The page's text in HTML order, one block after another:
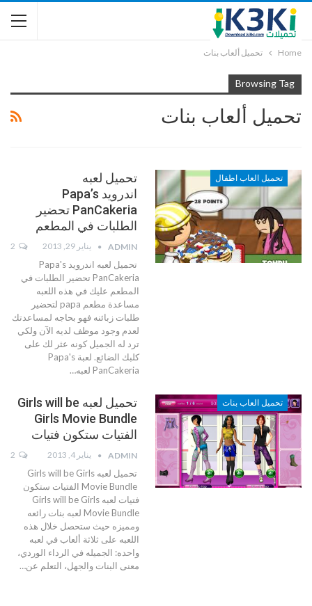
Home تحميل ألعاب بنات
Browsing Tag
تحميل ألعاب بنات
تحميل العاب اطفال
تحميل لعبه
اندرويد Papa’s
PanCakeria تحضير
الطلبات في المطعم
ADMIN يناير 29, 2013
تحميل لعبه اندرويد Papa's
PanCakeria تحضير الطلبات في
المطعم عليك في هذه اللعبه
مساعدة مطعم papa لتحضير
طلبات زبائنه فهو بحاجه لمساعدتك
لعدم وجود موظف لديه الآن ولكي
ترد له الجميل كونه عثر لك على
كلبك الضائع. لعبة Papa's
PanCakeria لعبه…
تحميل العاب بنات
تحميل لعبه Girls will be
Girls Movie Bundle
الفتيات ستكون فتيات
ADMIN يناير 4, 2013
تحميل لعبه Girls will be Girls
Movie Bundle الفتيات ستكون
فتيات لعبه Girls will be Girls
Movie Bundle لعبه بنات رائعه
ومميزه حيث ستحصل خلال هذه
اللعبه على ثلاثة ألعاب في لعبه
واحده: الجميله في الرداء الوردي،
معنى البنات والجهل، التعلم عن…